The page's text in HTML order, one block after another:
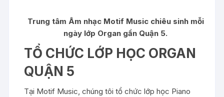
Trung tâm Âm nhạc Motif Music chiêu sinh mỗi
ngày lớp Organ gần Quận 5.
TỔ CHỨC LỚP HỌC ORGAN
QUẬN 5
Tại Motif Music, chúng tôi tổ chức lớp học Piano